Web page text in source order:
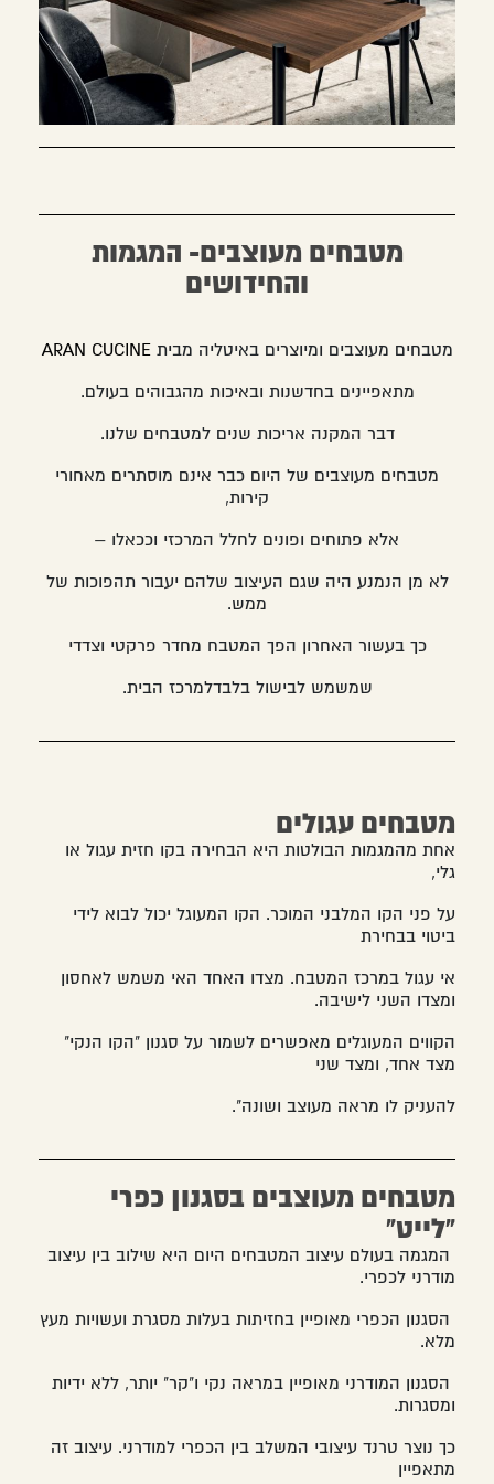
מטבחים מעוצבים- המגמות
והחידושים
מטבחים מעוצבים ומיוצרים באיטליה מביתARAN CUCINE
מתאפיינים בחדשנות ובאיכות מהגבוהים בעולם.
דבר המקנה אריכות שנים למטבחים שלנו.
מטבחים מעוצבים של היום כבר אינם מוסתרים מאחורי
קירות,
אלא פתוחים ופונים לחלל המרכזי וככאלו –
לא מן הנמנע היה שגם העיצוב שלהם יעבור תהפוכות של
ממש.
כך בעשור האחרון הפך המטבח מחדר פרקטי וצדדי
שמשמש לבישול בלבדלמרכז הבית.
מטבחים עגולים
אחת מהמגמות הבולטות היא הבחירה בקו חזית עגול או
גלי,
על פני הקו המלבני המוכר. הקו המעוגל יכול לבוא לידי
ביטוי בבחירת
אי עגול במרכז המטבח. מצדו האחד האי משמש לאחסון
ומצדו השני לישיבה.
הקווים המעוגלים מאפשרים לשמור על סגנון "הקו הנקי"
מצד אחד, ומצד שני
להעניק לו מראה מעוצב ושונה".
מטבחים מעוצבים בסגנון כפרי
"לייט"
המגמה בעולם עיצוב המטבחים היום היא שילוב בין עיצוב
מודרני לכפרי.
הסגנון הכפרי מאופיין בחזיתות בעלות מסגרת ועשויות מעץ
מלא.
הסגנון המודרני מאופיין במראה נקי ו"קר" יותר, ללא ידיות
ומסגרות.
כך נוצר טרנד עיצובי המשלב בין הכפרי למודרני. עיצוב זה
מתאפיין